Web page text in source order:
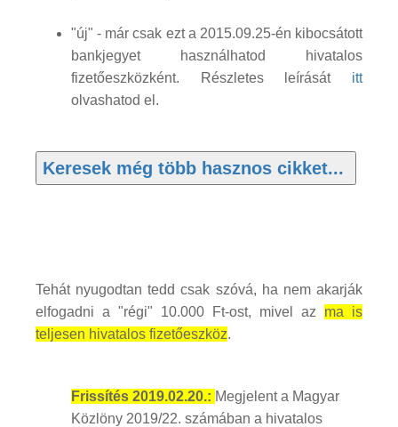
"új" - már csak ezt a 2015.09.25-én kibocsátott
bankjegyet használhatod hivatalos
fizetőeszközként. Részletes leírását itt
olvashatod el.
Tehát nyugodtan tedd csak szóvá, ha nem akarják
elfogadni a "régi" 10.000 Ft-ost, mivel az ma is
teljesen hivatalos fizetőeszköz.
Frissítés 2019.02.20.: Megjelent a Magyar
Közlöny 2019/22. számában a hivatalos